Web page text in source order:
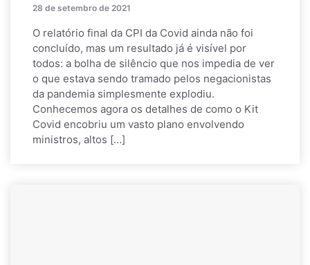
28 de setembro de 2021
O relatório final da CPI da Covid ainda não foi
concluído, mas um resultado já é visível por
todos: a bolha de silêncio que nos impedia de ver
o que estava sendo tramado pelos negacionistas
da pandemia simplesmente explodiu.
Conhecemos agora os detalhes de como o Kit
Covid encobriu um vasto plano envolvendo
ministros, altos […]